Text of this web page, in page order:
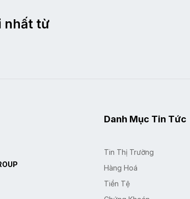
nhất từ
Danh Mục Tin Tức
Tin Thị Trường
Hàng Hoá
Tiền Tệ